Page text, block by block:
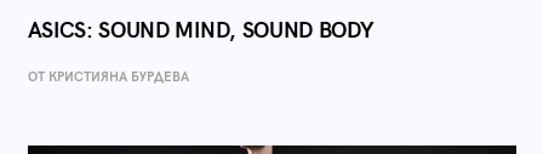
ASICS: SOUND MIND, SOUND BODY
ОТ КРИСТИЯНА БУРДЕВА